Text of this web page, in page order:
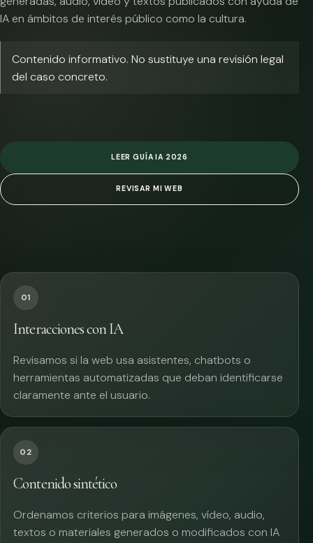
IA en ámbitos de interés público como la cultura.
Contenido informativo. No sustituye una revisión legal
del caso concreto.
LEER GUÍA IA 2026
REVISAR MI WEB
01
Interacciones con IA
Revisamos si la web usa asistentes, chatbots o
herramientas automatizadas que deban identificarse
claramente ante el usuario.
02
Contenido sintético
Ordenamos criterios para imágenes, vídeo, audio,
textos o materiales generados o modificados con IA